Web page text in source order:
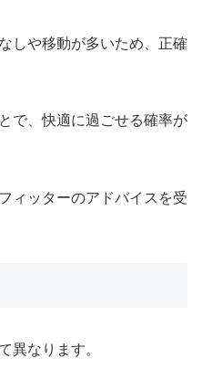
しや移動が多いため、正確
で、快適に過ごせる確率が
ィッターのアドバイスを受
異なります。